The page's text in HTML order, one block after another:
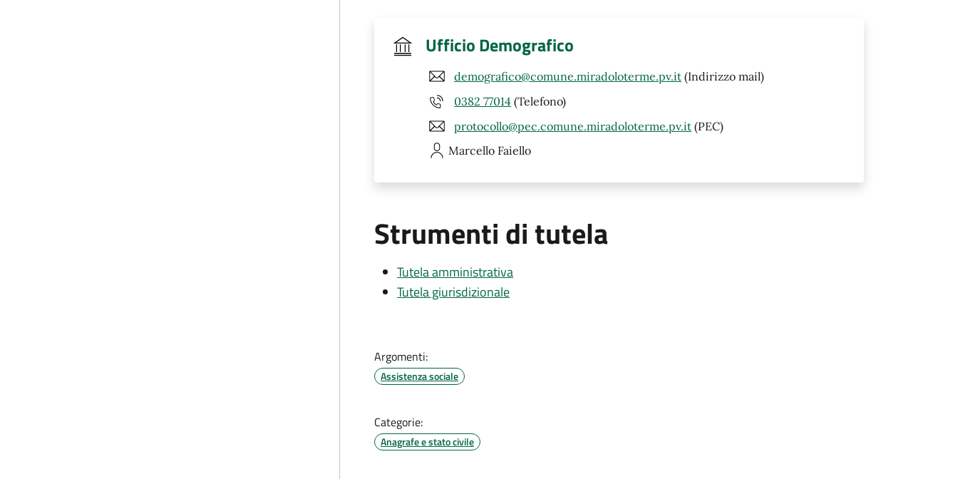
Ufficio Demografico
demografico@comune.miradoloterme.pv.it (Indirizzo mail)
0382 77014 (Telefono)
protocollo@pec.comune.miradoloterme.pv.it (PEC)
Marcello Faiello
Strumenti di tutela
Tutela amministrativa
Tutela giurisdizionale
Argomenti:
Assistenza sociale
Categorie:
Anagrafe e stato civile